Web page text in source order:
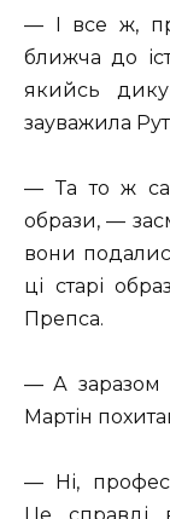
— І все ж,
ближча до
якийсь
зауважила
— Та то ж
образи, —
вони
ці старі
Препса.
— А заразом
Мартін
— Ні,